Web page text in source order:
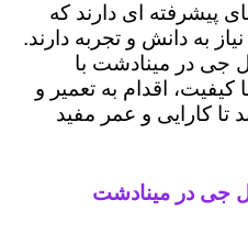
پیشرفته ای دارند که
به دانش و تجربه دارند.
جی در مینادشت با
اقدام به تعمیر و
کارایی و عمر مفید
جی در مینادشت